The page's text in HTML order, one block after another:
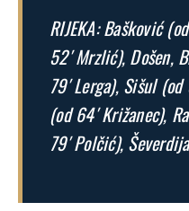
RIJEKA: Bašković
52′ Mrzlić), Došen,
79′ Lerga), Sišul
(od 64′ Križanec),
79′ Polčić),